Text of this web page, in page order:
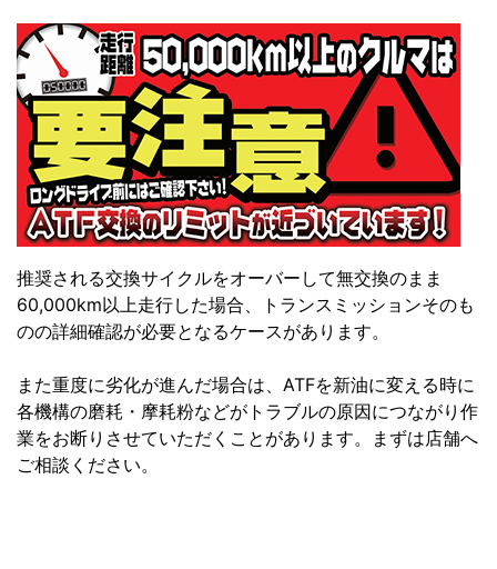
推奨される交換サイクルをオーバーして無交換のまま
60,000km以上走行した場合、トランスミッションそのも
のの詳細確認が必要となるケースがあります。
また重度に劣化が進んだ場合は、ATFを新油に変える時に
各機構の磨耗・摩耗粉などがトラブルの原因につながり作
業をお断りさせていただくことがあります。まずは店舗へ
ご相談ください。